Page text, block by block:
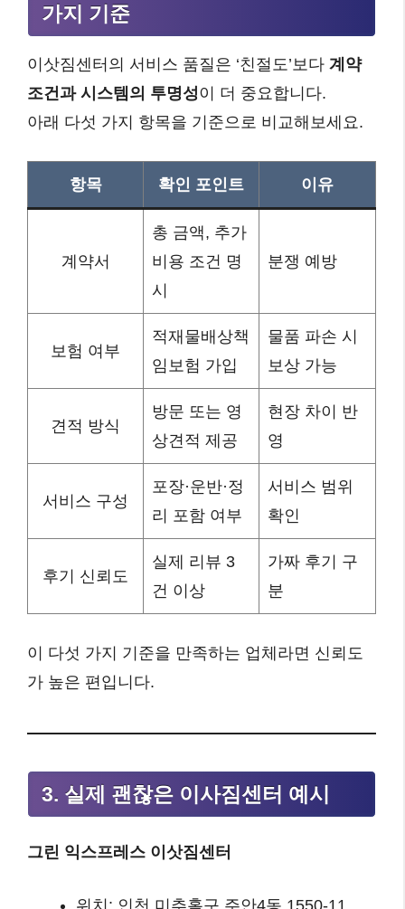
가지 기준
이삿짐센터의 서비스 품질은 ‘친절도’보다 계약
조건과 시스템의 투명성이 더 중요합니다.
아래 다섯 가지 항목을 기준으로 비교해보세요.
항목 확인 포인트 이유
계약서
총 금액, 추가
비용 조건 명
시
분쟁 예방
보험 여부
적재물배상책
임보험 가입
물품 파손 시
보상 가능
견적 방식
방문 또는 영
상견적 제공
현장 차이 반
영
서비스 구성
포장·운반·정
리 포함 여부
서비스 범위
확인
후기 신뢰도
실제 리뷰 3
건 이상
가짜 후기 구
분
이 다섯 가지 기준을 만족하는 업체라면 신뢰도
가 높은 편입니다.
3. 실제 괜찮은 이사짐센터 예시
그린 익스프레스 이삿짐센터
위치: 인천 미추홀구 주안4동 1550-11